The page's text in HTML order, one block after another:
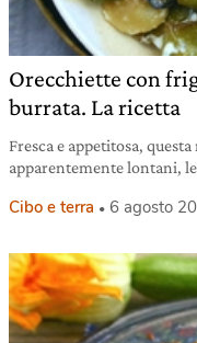
Orecchiette con
burrata. La ricetta
Fresca e appetitosa,
apparentemente lontani,
Cibo e terra 6 agosto